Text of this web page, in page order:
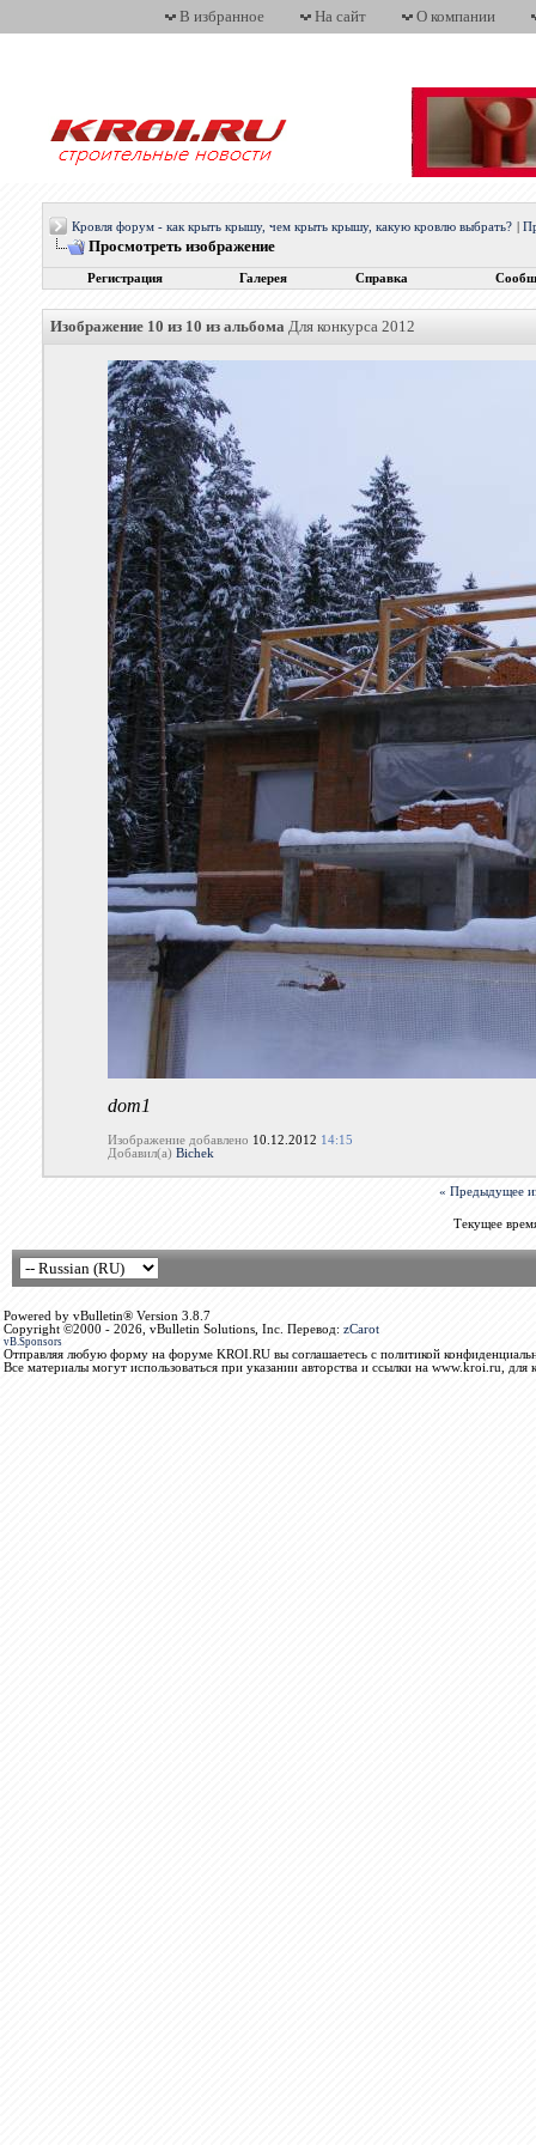
В избранное На сайт О компании
Кровля форум - как крыть крышу, чем крыть крышу, какую кровлю выбрать?
Просмотреть изображение
Регистрация Галерея Справка
Изображение 10 из 10 из альбома Для конкурса 2012
dom1
Изображение добавлено 10.12.2012 14:15
Добавил(а) Bichek
« Предыдущее
Текущее
Powered by vBulletin® Version 3.8.7
Copyright ©2000 - 2026, vBulletin Solutions, Inc. Перевод: zCarot
vB.Sponsors
Отправляя любую форму на форуме KROI.RU вы соглашаетесь с политикой
Все материалы могут использоваться при указании авторства и ссылки на www.kroi.ru, для